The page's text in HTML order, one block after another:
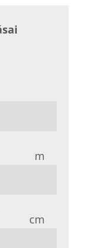
m
cm